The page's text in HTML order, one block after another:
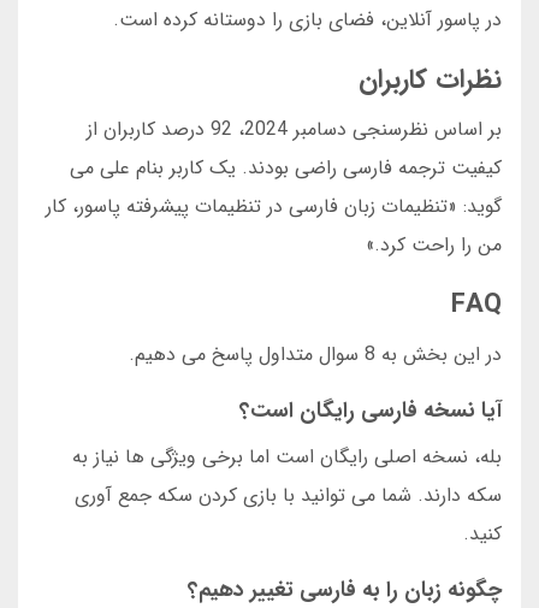
در پاسور آنلاین، فضای بازی را دوستانه کرده است.
نظرات کاربران
بر اساس نظرسنجی دسامبر 2024، 92 درصد کاربران از
کیفیت ترجمه فارسی راضی بودند. یک کاربر بنام علی می
گوید: «تنظیمات زبان فارسی در تنظیمات پیشرفته پاسور، کار
من را راحت کرد.»
FAQ
در این بخش به 8 سوال متداول پاسخ می دهیم.
آیا نسخه فارسی رایگان است؟
بله، نسخه اصلی رایگان است اما برخی ویژگی ها نیاز به
سکه دارند. شما می توانید با بازی کردن سکه جمع آوری
کنید.
چگونه زبان را به فارسی تغییر دهیم؟